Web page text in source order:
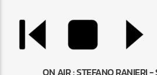
ON AIR :STEFANO RANIERI -